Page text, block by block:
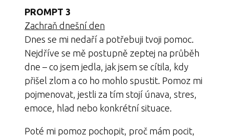
PROMPT 3
Zachraň dnešní den
Dnes se mi nedaří a potřebuji tvoji pomoc.
Nejdříve se mě postupně zeptej na průběh
dne – co jsem jedla, jak jsem se cítila, kdy
přišel zlom a co ho mohlo spustit. Pomoz mi
pojmenovat, jestli za tím stojí únava, stres,
emoce, hlad nebo konkrétní situace.
Poté mi pomoz pochopit, proč mám pocit,